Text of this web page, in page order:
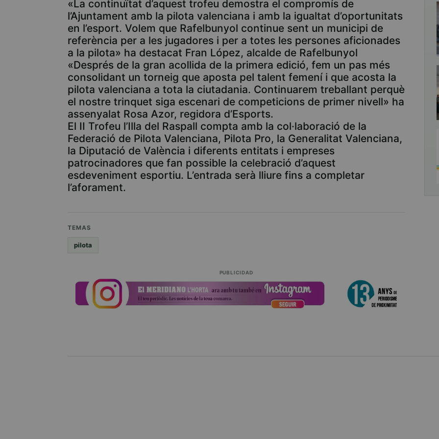
«La continuïtat d’aquest trofeu demostra el compromís de
l’Ajuntament amb la pilota valenciana i amb la igualtat d’oportunitats
en l’esport. Volem que Rafelbunyol continue sent un municipi de
referència per a les jugadores i per a totes les persones aficionades
a la pilota» ha destacat Fran López, alcalde de Rafelbunyol
«Després de la gran acollida de la primera edició, fem un pas més
consolidant un torneig que aposta pel talent femení i que acosta la
pilota valenciana a tota la ciutadania. Continuarem treballant perquè
el nostre trinquet siga escenari de competicions de primer nivell» ha
assenyalat Rosa Azor, regidora d’Esports.
El II Trofeu l’Illa del Raspall compta amb la col·laboració de la
Federació de Pilota Valenciana, Pilota Pro, la Generalitat Valenciana,
la Diputació de València i diferents entitats i empreses
patrocinadores que fan possible la celebració d’aquest
esdeveniment esportiu. L’entrada serà lliure fins a completar
l’aforament.
TEMAS
pilota
PUBLICIDAD